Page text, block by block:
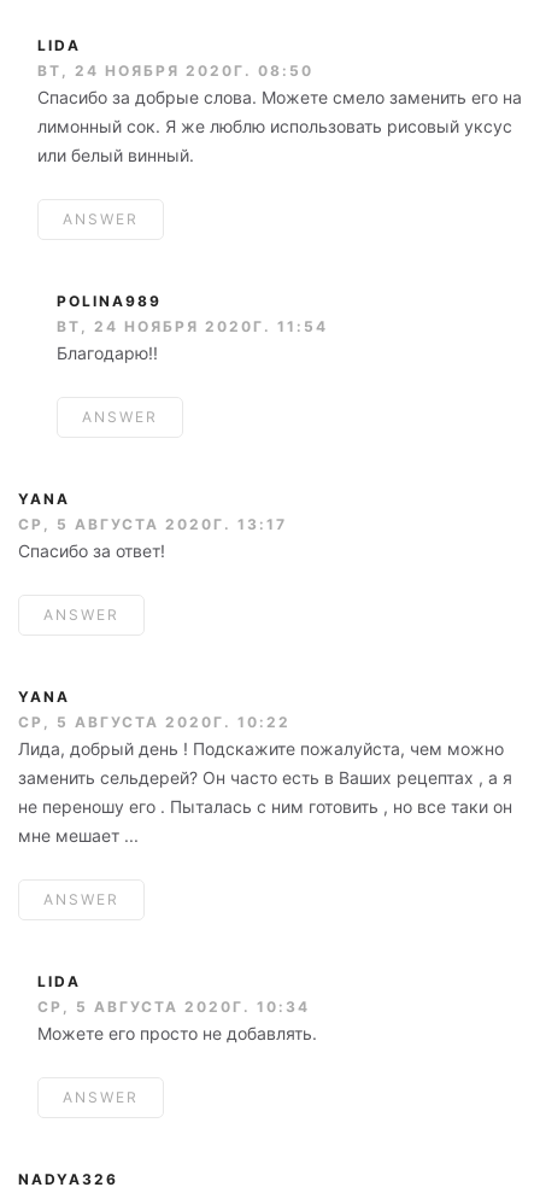
LIDA
ВТ, 24 НОЯБРЯ 2020Г. 08:50
Спасибо за добрые слова. Можете смело заменить его на
лимонный сок. Я же люблю использовать рисовый уксус
или белый винный.
ANSWER
POLINA989
ВТ, 24 НОЯБРЯ 2020Г. 11:54
Благодарю!!
ANSWER
YANA
СР, 5 АВГУСТА 2020Г. 13:17
Спасибо за ответ!
ANSWER
YANA
СР, 5 АВГУСТА 2020Г. 10:22
Лида, добрый день ! Подскажите пожалуйста, чем можно
заменить сельдерей? Он часто есть в Ваших рецептах , а я
не переношу его . Пыталась с ним готовить , но все таки он
мне мешает ...
ANSWER
LIDA
СР, 5 АВГУСТА 2020Г. 10:34
Можете его просто не добавлять.
ANSWER
NADYA326